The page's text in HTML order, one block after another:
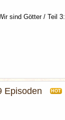
sind Götter / Teil 3:
Episoden HOT